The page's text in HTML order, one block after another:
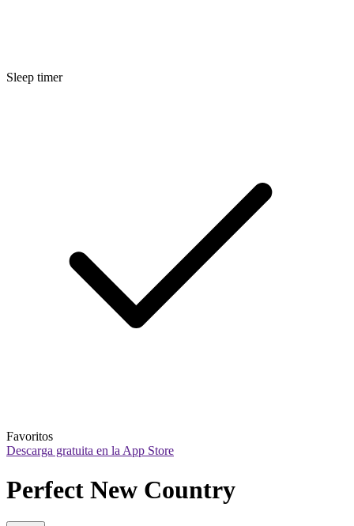
Sleep timer
Favoritos
Descarga gratuita en la App Store
Perfect New Country